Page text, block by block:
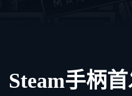
Steam手柄